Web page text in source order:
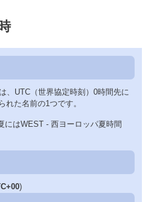
、UTC（世界協定時刻）0時間先に
れた名前の1つです。
にはWEST - 西ヨーロッパ夏時間
)